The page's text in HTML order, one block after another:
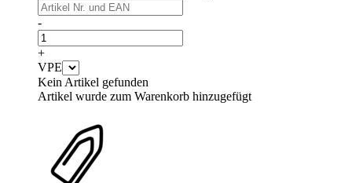
-
+
VPE
Kein Artikel gefunden
Artikel wurde zum Warenkorb hinzugefügt